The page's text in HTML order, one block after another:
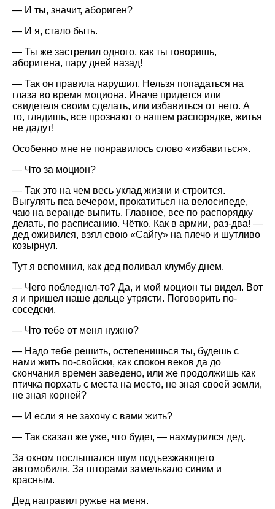
— И ты, значит, абориген?
— И я, стало быть.
— Ты же застрелил одного, как ты говоришь,
аборигена, пару дней назад!
— Так он правила нарушил. Нельзя попадаться на
глаза во время моциона. Иначе придется или
свидетеля своим сделать, или избавиться от него. А
то, глядишь, все прознают о нашем распорядке, житья
не дадут!
Особенно мне не понравилось слово
избавиться
.
— Что за моцион?
— Так это на чем весь уклад жизни и строится.
Выгулять пса вечером, прокатиться на велосипеде,
чаю на веранде выпить. Главное, все по распорядку
делать, по расписанию. Чётко. Как в армии, раз-два! —
дед оживился, взял свою
Сайгу
на плечо и шутливо
козырнул.
Тут я вспомнил, как дед поливал клумбу днем.
— Чего побледнел-то? Да, и мой моцион ты видел. Вот
я и пришел наше дельце утрясти. Поговорить по-
соседски.
— Что тебе от меня нужно?
— Надо тебе решить, остепенишься ты, будешь с
нами жить по-свойски, как спокон веков да до
скончания времен заведено, или же продолжишь как
птичка порхать с места на место, не зная своей земли,
не зная корней?
— И если я не захочу с вами жить?
— Так сказал же уже, что будет, — нахмурился дед.
За окном послышался шум подъезжающего
автомобиля. За шторами замелькало синим и
красным.
Дед направил ружье на меня.